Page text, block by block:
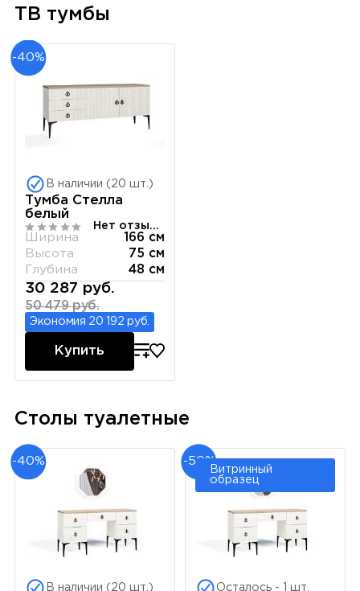
ТВ тумбы
-40%
В наличии (20 шт.)
Тумба Стелла
белый
Нет отзывов
Ширина
166 см
Высота
75 см
Глубина
48 см
30 287 руб.
50 479 руб.
Экономия 20 192 руб.
Купить
Столы туалетные
-40%
В наличии (20 шт.)
-50%
Витринный
образец
Осталось - 1 шт.